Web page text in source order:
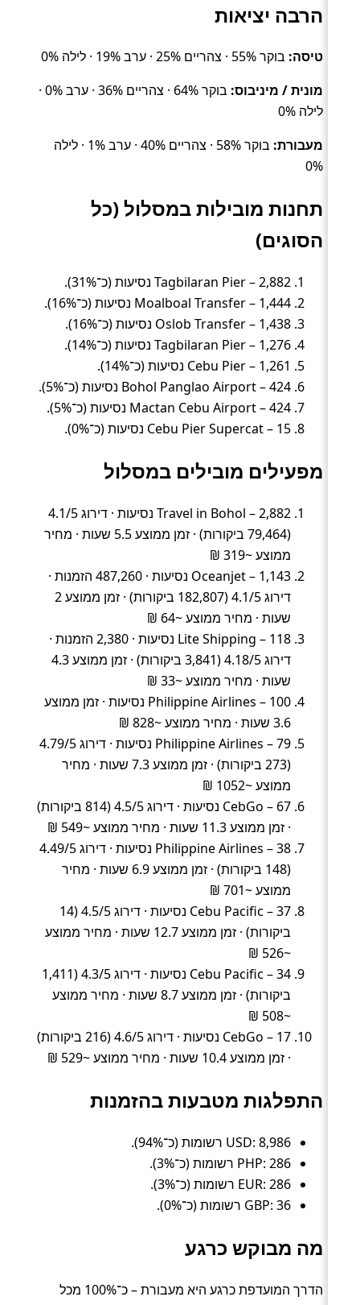
הרבה יציאות
טיסה: בוקר 55% · צהריים 25% · ערב 19% · לילה 0%
מונית / מיניבוס:
בוקר 64% · צהריים 36% · ערב 0% ·
לילה 0%
מעבורת:
בוקר 58% · צהריים 40% · ערב 1% · לילה
0%
תחנות מובילות במסלול (כל
הסוגים)
Tagbilaran Pier – 2,882 נסיעות (כ־31%).
Moalboal Transfer – 1,444 נסיעות (כ־16%).
Oslob Transfer – 1,438 נסיעות (כ־16%).
Tagbilaran Pier – 1,276 נסיעות (כ־14%).
Cebu Pier – 1,261 נסיעות (כ־14%).
Bohol Panglao Airport – 424 נסיעות (כ־5%).
Mactan Cebu Airport – 424 נסיעות (כ־5%).
Cebu Pier Supercat – 15 נסיעות (כ־0%).
מפעילים מובילים במסלול
Travel in Bohol – 2,882 נסיעות · דירוג 4.1/5
(79,464 ביקורות) · זמן ממוצע 5.5 שעות · מחיר
ממוצע ~319 ₪
Oceanjet – 1,143 נסיעות · 487,260 הזמנות ·
דירוג 4.1/5 (182,807 ביקורות) · זמן ממוצע 2
שעות · מחיר ממוצע ~64 ₪
Lite Shipping – 118 נסיעות · 2,380 הזמנות ·
דירוג 4.18/5 (3,841 ביקורות) · זמן ממוצע 4.3
שעות · מחיר ממוצע ~33 ₪
Philippine Airlines – 100 נסיעות · זמן ממוצע
3.6 שעות · מחיר ממוצע ~828 ₪
Philippine Airlines – 79 נסיעות · דירוג 4.79/5
(273 ביקורות) · זמן ממוצע 7.3 שעות · מחיר
ממוצע ~1052 ₪
CebGo – 67 נסיעות · דירוג 4.5/5 (814 ביקורות)
· זמן ממוצע 11.3 שעות · מחיר ממוצע ~549 ₪
Philippine Airlines – 38 נסיעות · דירוג 4.49/5
(148 ביקורות) · זמן ממוצע 6.9 שעות · מחיר
ממוצע ~701 ₪
Cebu Pacific – 37 נסיעות · דירוג 4.5/5 (14
ביקורות) · זמן ממוצע 12.7 שעות · מחיר ממוצע
~526 ₪
Cebu Pacific – 34 נסיעות · דירוג 4.3/5 (1,411
ביקורות) · זמן ממוצע 8.7 שעות · מחיר ממוצע
~508 ₪
CebGo – 17 נסיעות · דירוג 4.6/5 (216 ביקורות)
· זמן ממוצע 10.4 שעות · מחיר ממוצע ~529 ₪
התפלגות מטבעות בהזמנות
USD: 8,986 רשומות (כ־94%).
PHP: 286 רשומות (כ־3%).
EUR: 286 רשומות (כ־3%).
GBP: 36 רשומות (כ־0%).
מה מבוקש כרגע
הדרך המועדפת כרגע היא מעבורת – כ־100% מכל